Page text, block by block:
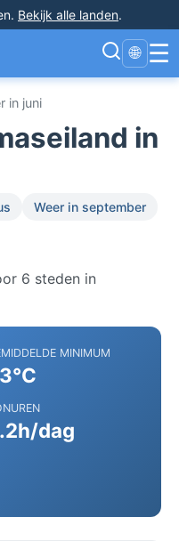
. Bekijk alle landen.
🌐 ☰
in juni
in
Weer in september
6 steden in
MINIMUM
dag